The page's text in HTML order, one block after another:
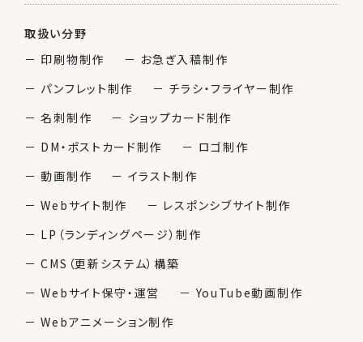
取扱い分野
－ 印刷物制作
－ お急ぎ入稿制作
－ パンフレット制作
－ チラシ・フライヤー制作
－ 名刺制作
－ ショップカード制作
－ DM・ポストカード制作
－ ロゴ制作
－ 動画制作
－ イラスト制作
－ Webサイト制作
－ レスポンシブサイト制作
－ LP（ランディングページ）制作
－ CMS（更新システム）構築
－ Webサイト保守・運営
－ YouTube動画制作
－ Webアニメーション制作